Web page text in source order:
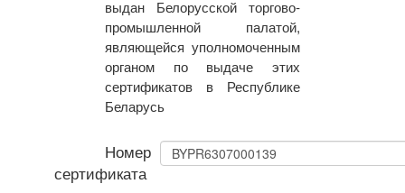
выдан Белорусской торгово-
промышленной палатой,
являющейся уполномоченным
органом по выдаче этих
сертификатов в Республике
Беларусь
Номер
сертификата